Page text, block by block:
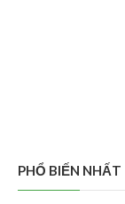
PHỔ BIẾN NHẤT